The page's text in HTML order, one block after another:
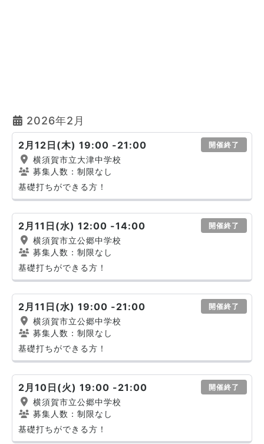
2026年2月
2月12日(木) 19:00 -21:00 開催終了
横須賀市立大津中学校
募集人数：制限なし
基礎打ちができる方！
2月11日(水) 12:00 -14:00 開催終了
横須賀市立公郷中学校
募集人数：制限なし
基礎打ちができる方！
2月11日(水) 19:00 -21:00 開催終了
横須賀市立公郷中学校
募集人数：制限なし
基礎打ちができる方！
2月10日(火) 19:00 -21:00 開催終了
横須賀市立公郷中学校
募集人数：制限なし
基礎打ちができる方！